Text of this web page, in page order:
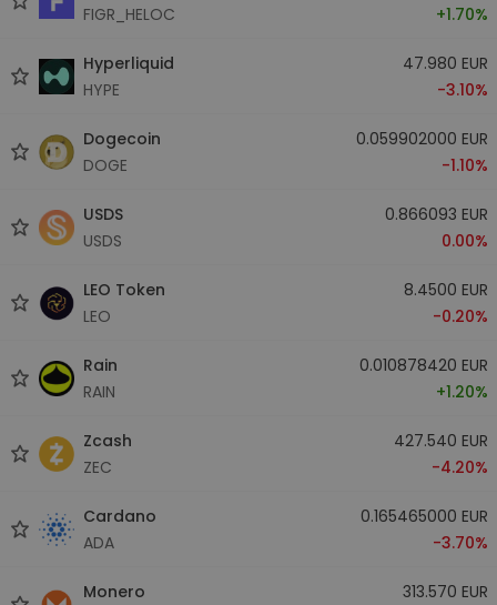
FIGR_HELOC
+1.70%
Hyperliquid
HYPE
47.980 EUR
-3.10%
Dogecoin
DOGE
0.059902000 EUR
-1.10%
USDS
USDS
0.866093 EUR
0.00%
LEO Token
LEO
8.4500 EUR
-0.20%
Rain
RAIN
0.010878420 EUR
+1.20%
Zcash
ZEC
427.540 EUR
-4.20%
Cardano
ADA
0.165465000 EUR
-3.70%
Monero
313.570 EUR